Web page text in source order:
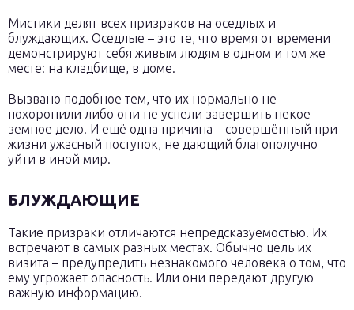
Мистики делят всех призраков на оседлых и
блуждающих. Оседлые – это те, что время от времени
демонстрируют себя живым людям в одном и том же
месте: на кладбище, в доме.
Вызвано подобное тем, что их нормально не
похоронили либо они не успели завершить некое
земное дело. И ещё одна причина – совершённый при
жизни ужасный поступок, не дающий благополучно
уйти в иной мир.
БЛУЖДАЮЩИЕ
Такие призраки отличаются непредсказуемостью. Их
встречают в самых разных местах. Обычно цель их
визита – предупредить незнакомого человека о том, что
ему угрожает опасность. Или они передают другую
важную информацию.